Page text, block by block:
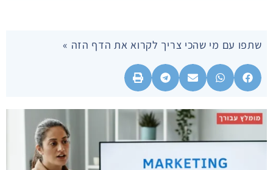
שתפו עם מי שהכי צריך לקרוא את הדף הזה »